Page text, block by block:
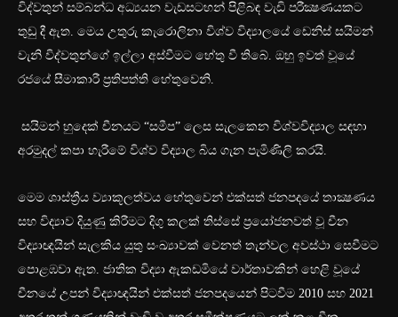
විද්වතුන් සම්බන්ධ අධ්‍යයන වැඩසටහන් පිළිබඳ වැඩි පරීක්‍ෂණයකට
තුඩු දී ඇත. මෙය උතුරු කැරොලිනා විශ්ව විද්‍යාලයේ ඩෙනිස් සයිමන්
වැනි විද්වතුන්ගේ ඉල්ලා අස්වීමට හේතු වී තිබේ. ඔහු ඉවත් වූයේ
රජයේ සීමාකාරී ප්‍රතිපත්ති හේතුවෙනි.
සයිමන් හුදෙක් චීනයට “සමීප” ලෙස සැලකෙන විශ්වවිද්‍යාල සඳහා
අරමුදල් කපා හැරීමේ විශ්ව විද්‍යාල බිය ගැන පැමිණිලි කරයි.
මෙම ශාස්ත්‍රීය ව්‍යාකූලත්වය හේතුවෙන් එක්සත් ජනපදයේ තාක්‍ෂණය
සහ විද්‍යාව දියුණු කිරීමට දිගු කලක් තිස්සේ ප්‍රයෝජනවත් වූ චීන
විද්‍යාඥයින් සැලකිය යුතු සංඛ්‍යාවක් වෙනත් තැන්වල අවස්ථා සෙවීමට
පොළඹවා ඇත. ජාතික විද්‍යා ඇකඩමියේ වාර්තාවකින් හෙළි වූයේ
චීනයේ උපන් විද්‍යාඥයින් එක්සත් ජනපදයෙන් පිටවීම 2010 සහ 2021